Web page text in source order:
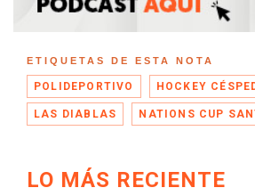
ETIQUETAS DE ESTA NOTA
POLIDEPORTIVO HOCKEY
LAS DIABLAS NATIONS CUP
LO MÁS RECIENTE